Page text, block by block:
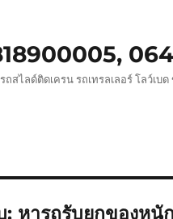
สไลด์ติดเครน รถเทรลเลอร์ โลว์
: หารถรับยกของหนัก